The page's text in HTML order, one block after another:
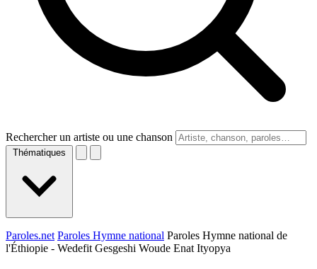
Rechercher un artiste ou une chanson
Thématiques
Paroles.net Paroles Hymne national Paroles Hymne national de
l'Éthiopie - Wedefit Gesgeshi Woude Enat Ityopya